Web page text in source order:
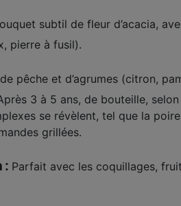
subtil de fleur d’acacia,
pierre à fusil).
pêche et d’agrumes (citron,
3 à 5 ans, de bouteille,
se révèlent, tel que la
grillées.
:Parfait avec les coquillages,